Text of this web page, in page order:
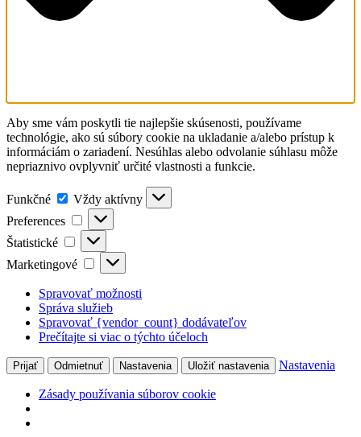
Aby sme vám poskytli tie najlepšie skúsenosti, používame
technológie, ako sú súbory cookie na ukladanie a/alebo prístup k
informáciám o zariadení. Nesúhlas alebo odvolanie súhlasu môže
nepriaznivo ovplyvniť určité vlastnosti a funkcie.
Funkčné Funkčné
Vždy aktívny
Preferences
Preferences
Štatistické Štatistické
Marketingové Marketingové
Spravovať možnosti
Správa služieb
Spravovať {vendor_count} dodávateľov
Prečítajte si viac o týchto účeloch
Prijať Odmietnuť Nastavenia Uložiť nastavenia Nastavenia
Zásady používania súborov cookie